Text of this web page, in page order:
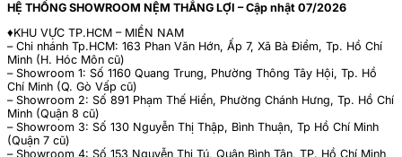
HỆ THỐNG SHOWROOM NỆM THẮNG LỢI – Cập nhật 07/2026
♦️KHU VỰC TP.HCM – MIỀN NAM
– Chi nhánh Tp.HCM: 163 Phan Văn Hớn, Ấp 7, Xã Bà Điểm, Tp. Hồ Chí
Minh (H. Hóc Môn cũ)
– Showroom 1: Số 1160 Quang Trung, Phường Thông Tây Hội, Tp. Hồ
Chí Minh (Q. Gò Vấp cũ)
– Showroom 2: Số 891 Phạm Thế Hiển, Phường Chánh Hưng, Tp. Hồ Chí
Minh (Quận 8 cũ)
– Showroom 3: Số 130 Nguyễn Thị Thập, Bình Thuận, Tp Hồ Chí Minh
(Quận 7 cũ)
– Showroom 4: Số 153 Nguyễn Thị Tú, Quận Bình Tân, TP. Hồ Chí Minh